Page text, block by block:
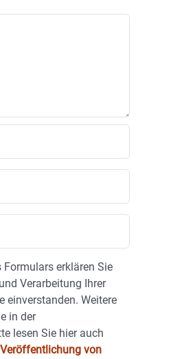
erklären Sie
Verarbeitung Ihrer
einverstanden. Weitere
in der
lesen Sie hier auch
von